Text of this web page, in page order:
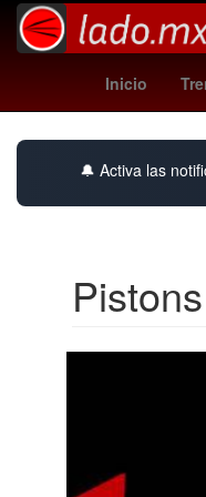
Inicio
🔔 Activa las